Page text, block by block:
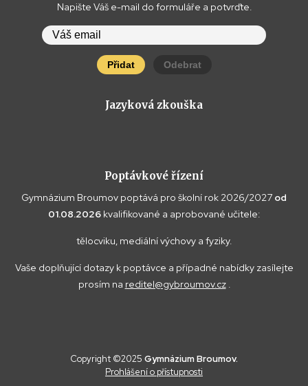
Napište Váš e-mail do formuláře a potvrďte.
Přidat Odebrat
Jazyková zkouška
Poptávkové řízení
Gymnázium Broumov poptává pro školní rok 2026/2027 od
01.08.2026 kvalifikované a aprobované učitele:
tělocviku, mediální výchovy a fyziky.
Vaše doplňující dotazy k poptávce a případné nabídky zasílejte
prosím na reditel@gybroumov.cz.
Copyright ©2025 Gymnázium Broumov.
Prohlášení o přístupnosti